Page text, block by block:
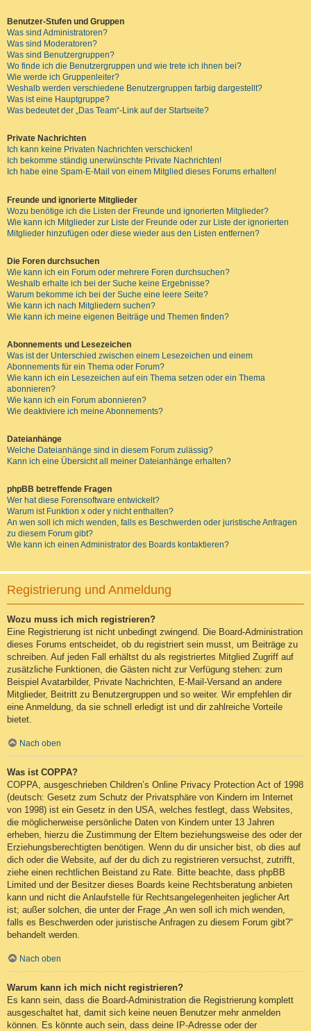
Benutzer-Stufen und Gruppen
Was sind Administratoren?
Was sind Moderatoren?
Was sind Benutzergruppen?
Wo finde ich die Benutzergruppen und wie trete ich ihnen bei?
Wie werde ich Gruppenleiter?
Weshalb werden verschiedene Benutzergruppen farbig dargestellt?
Was ist eine Hauptgruppe?
Was bedeutet der „Das Team“-Link auf der Startseite?
Private Nachrichten
Ich kann keine Privaten Nachrichten verschicken!
Ich bekomme ständig unerwünschte Private Nachrichten!
Ich habe eine Spam-E-Mail von einem Mitglied dieses Forums erhalten!
Freunde und ignorierte Mitglieder
Wozu benötige ich die Listen der Freunde und ignorierten Mitglieder?
Wie kann ich Mitglieder zur Liste der Freunde oder zur Liste der ignorierten
Mitglieder hinzufügen oder diese wieder aus den Listen entfernen?
Die Foren durchsuchen
Wie kann ich ein Forum oder mehrere Foren durchsuchen?
Weshalb erhalte ich bei der Suche keine Ergebnisse?
Warum bekomme ich bei der Suche eine leere Seite?
Wie kann ich nach Mitgliedern suchen?
Wie kann ich meine eigenen Beiträge und Themen finden?
Abonnements und Lesezeichen
Was ist der Unterschied zwischen einem Lesezeichen und einem
Abonnements für ein Thema oder Forum?
Wie kann ich ein Lesezeichen auf ein Thema setzen oder ein Thema
abonnieren?
Wie kann ich ein Forum abonnieren?
Wie deaktiviere ich meine Abonnements?
Dateianhänge
Welche Dateianhänge sind in diesem Forum zulässig?
Kann ich eine Übersicht all meiner Dateianhänge erhalten?
phpBB betreffende Fragen
Wer hat diese Forensoftware entwickelt?
Warum ist Funktion x oder y nicht enthalten?
An wen soll ich mich wenden, falls es Beschwerden oder juristische Anfragen
zu diesem Forum gibt?
Wie kann ich einen Administrator des Boards kontaktieren?
Registrierung und Anmeldung
Wozu muss ich mich registrieren?
Eine Registrierung ist nicht unbedingt zwingend. Die Board-Administration
dieses Forums entscheidet, ob du registriert sein musst, um Beiträge zu
schreiben. Auf jeden Fall erhältst du als registriertes Mitglied Zugriff auf
zusätzliche Funktionen, die Gästen nicht zur Verfügung stehen: zum
Beispiel Avatarbilder, Private Nachrichten, E-Mail-Versand an andere
Mitglieder, Beitritt zu Benutzergruppen und so weiter. Wir empfehlen dir
eine Anmeldung, da sie schnell erledigt ist und dir zahlreiche Vorteile
bietet.
Nach oben
Was ist COPPA?
COPPA, ausgeschrieben Children’s Online Privacy Protection Act of 1998
(deutsch: Gesetz zum Schutz der Privatsphäre von Kindern im Internet
von 1998) ist ein Gesetz in den USA, welches festlegt, dass Websites,
die möglicherweise persönliche Daten von Kindern unter 13 Jahren
erheben, hierzu die Zustimmung der Eltern beziehungsweise des oder der
Erziehungsberechtigten benötigen. Wenn du dir unsicher bist, ob dies auf
dich oder die Website, auf der du dich zu registrieren versuchst, zutrifft,
ziehe einen rechtlichen Beistand zu Rate. Bitte beachte, dass phpBB
Limited und der Besitzer dieses Boards keine Rechtsberatung anbieten
kann und nicht die Anlaufstelle für Rechtsangelegenheiten jeglicher Art
ist; außer solchen, die unter der Frage „An wen soll ich mich wenden,
falls es Beschwerden oder juristische Anfragen zu diesem Forum gibt?“
behandelt werden.
Nach oben
Warum kann ich mich nicht registrieren?
Es kann sein, dass die Board-Administration die Registrierung komplett
ausgeschaltet hat, damit sich keine neuen Benutzer mehr anmelden
können. Es könnte auch sein, dass deine IP-Adresse oder der